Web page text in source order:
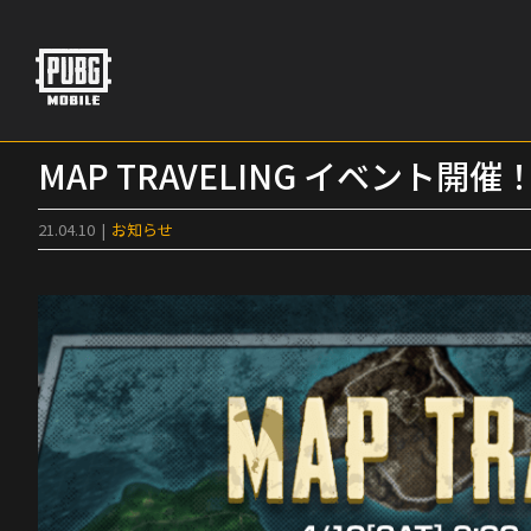
content
MAP TRAVELING イベント開催
21.04.10 | お知らせ